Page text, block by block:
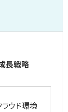
長戦略
ウド環境